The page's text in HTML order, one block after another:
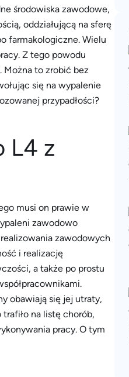
środowiska zawodowe,
oddziałującą na sferę
farmakologiczne. Wielu
Z tego powodu
Można to zrobić bez
się na wypalenie
przypadłości?
L4 z
musi on prawie w
zawodowo
zawodowych
i realizację
a także po prostu
obawiają się jej utraty,
na listę chorób,
pracy. O tym